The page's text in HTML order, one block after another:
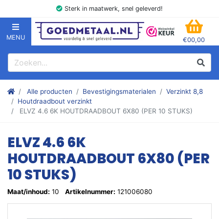
Sterk in maatwerk, snel geleverd!
MENU
GOEDMETAAL.NL
€00,00
Zoeken
Zoek
Stalen kokers, hoekstaal, Balk, Buizen Plat, Strippen, Plaat en
Alle producten Bevestigingsmaterialen
Verzinkt 8,8
Houtdraadbout verzinkt
ELVZ 4.6 6K HOUTDRAADBOUT 6X80 (PER 10 STUKS)
ELVZ 4.6 6K
HOUTDRAADBOUT 6X80 (PER
10 STUKS)
Maat/inhoud: 10 Artikelnummer: 121006080